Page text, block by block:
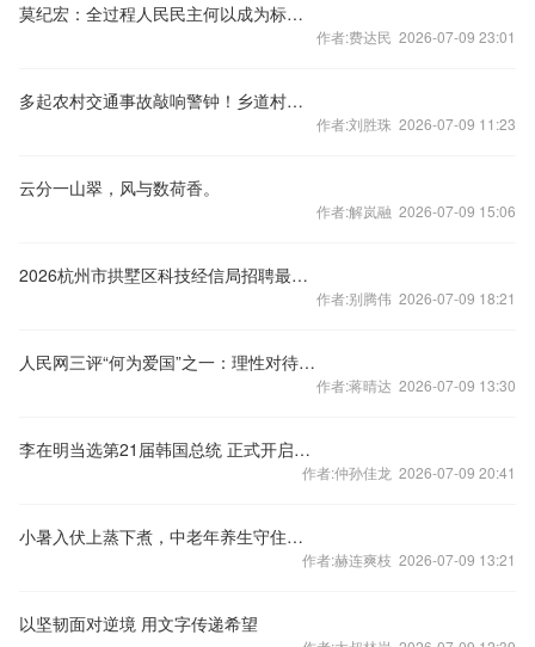
莫纪宏：全过程人民民主何以成为标识性概念
作者:费达民 2026-07-09 23:01
多起农村交通事故敲响警钟！乡道村路不容任性“狂飙”
作者:刘胜珠 2026-07-09 11:23
云分一山翠，风与数荷香。
作者:解岚融 2026-07-09 15:06
2026杭州市拱墅区科技经信局招聘最新通知
作者:别腾伟 2026-07-09 18:21
人民网三评“何为爱国”之一：理性对待“爱国”与“碍国”之争
作者:蒋晴达 2026-07-09 13:30
李在明当选第21届韩国总统 正式开启总统任期
作者:仲孙佳龙 2026-07-09 20:41
小暑入伏上蒸下煮，中老年养生守住心脾、做好4避，安稳度盛夏
作者:赫连爽枝 2026-07-09 13:21
以坚韧面对逆境 用文字传递希望